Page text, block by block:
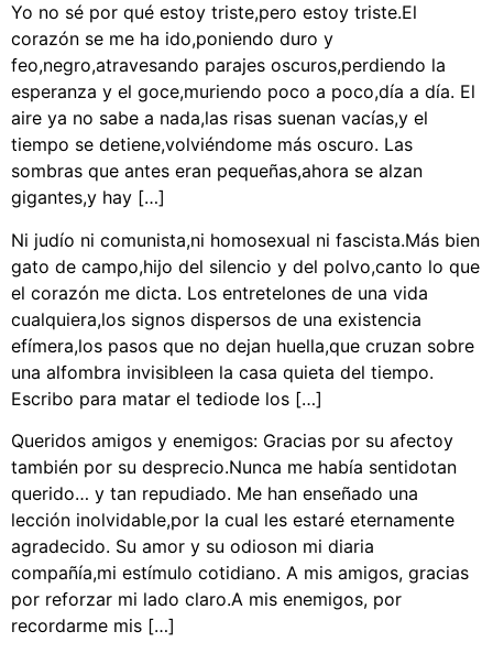
Yo no sé por qué estoy triste,pero estoy triste.El
corazón se me ha ido,poniendo duro y
feo,negro,atravesando parajes oscuros,perdiendo la
esperanza y el goce,muriendo poco a poco,día a día. El
aire ya no sabe a nada,las risas suenan vacías,y el
tiempo se detiene,volviéndome más oscuro. Las
sombras que antes eran pequeñas,ahora se alzan
gigantes,y hay […]
Ni judío ni comunista,ni homosexual ni fascista.Más bien
gato de campo,hijo del silencio y del polvo,canto lo que
el corazón me dicta. Los entretelones de una vida
cualquiera,los signos dispersos de una existencia
efímera,los pasos que no dejan huella,que cruzan sobre
una alfombra invisibleen la casa quieta del tiempo.
Escribo para matar el tediode los […]
Queridos amigos y enemigos: Gracias por su afectoy
también por su desprecio.Nunca me había sentidotan
querido… y tan repudiado. Me han enseñado una
lección inolvidable,por la cual les estaré eternamente
agradecido. Su amor y su odioson mi diaria
compañía,mi estímulo cotidiano. A mis amigos, gracias
por reforzar mi lado claro.A mis enemigos, por
recordarme mis […]